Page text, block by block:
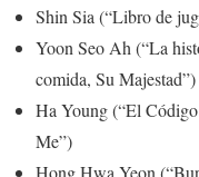
Shin Sia (“Libro de
Yoon Seo Ah (“La
comida, Su Majestad”)
Ha Young (“El
Me”)
Hong Hwa Yeon